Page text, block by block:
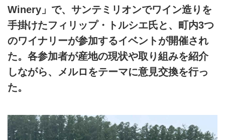
Winery」で、サンテミリオンでワイン造りを
手掛けたフィリップ・トルシエ氏と、町内3つ
のワイナリーが参加するイベントが開催され
た。各参加者が産地の現状や取り組みを紹介
しながら、メルロをテーマに意見交換を行っ
た。